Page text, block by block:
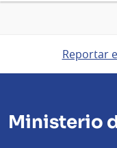
Reportar
Ministerio